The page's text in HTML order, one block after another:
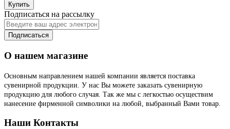
Купить
Подписаться на рассылку
Подписаться
О нашем магазине
Основным направлением нашей компании является поставка
сувенирной продукции. У нас Вы можете заказать сувенирную
продукцию для любого случая. Так же мы с легкостью осуществим
нанесение фирменной символики на любой, выбранный Вами товар.
Наши Контакты